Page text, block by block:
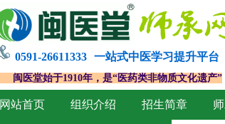
网站首页 组织介绍 招生简章
0591-26611333 一站式中医学习提升平台
闽医堂始于1910年，是“医药类非物质文化遗产”